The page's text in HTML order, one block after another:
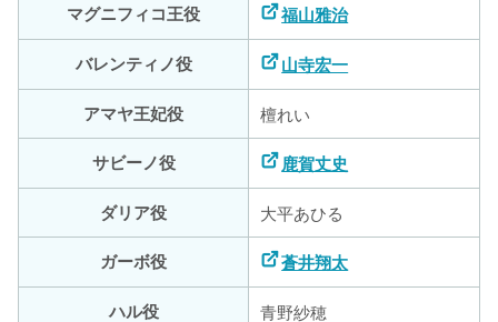
マグニフィコ王役
福山雅治
バレンティノ役
山寺宏一
アマヤ王妃役
檀れい
サビーノ役
鹿賀丈史
ダリア役
大平あひる
ガーボ役
蒼井翔太
ハル役
青野紗穂